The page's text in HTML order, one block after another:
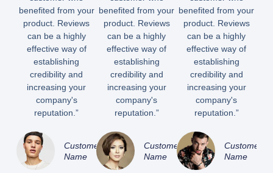
benefited from your
product. Reviews
can be a highly
effective way of
establishing
credibility and
increasing your
company's
reputation.”
Customer
Name
benefited from your
product. Reviews
can be a highly
effective way of
establishing
credibility and
increasing your
company's
reputation.”
Customer
Name
benefited from your
product. Reviews
can be a highly
effective way of
establishing
credibility and
increasing your
company's
reputation.”
Customer
Name